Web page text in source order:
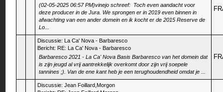
(02-05-2025 06:57 PM)vinejo schreef: Toch even aandacht voor
deze producer in de Jura. We sprongen er in 2019 even binnen in
afwachting van een ander domein en ik kocht er de 2015 Reserve de
Lo...
Discussie: La Ca' Nova - Barbaresco
Bericht: RE: La Ca' Nova - Barbaresco
Barbaresco 2021 - La Ca' Nova Basis Barbaresco van het domein dat
is zijn jeugd al vrij aantrekkelijk overkomt door zijn vrij soepele
tannines ;). Van de ene kant heb je een terughoudendheid omdat je ...
Discussie:Jean Foillard,Morgon